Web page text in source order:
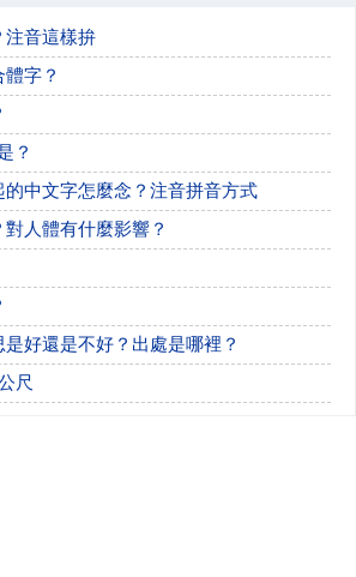
注音這樣拚
字？
？
的中文字怎麼念？注音拼音方式
人體有什麼影響？
好還是不好？出處是哪裡？
尺